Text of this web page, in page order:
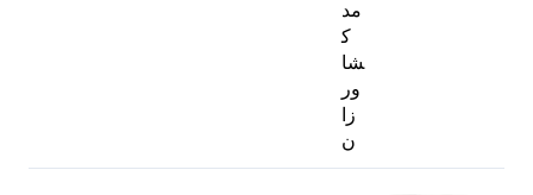
مد
ک
شا
ور
زا
ن